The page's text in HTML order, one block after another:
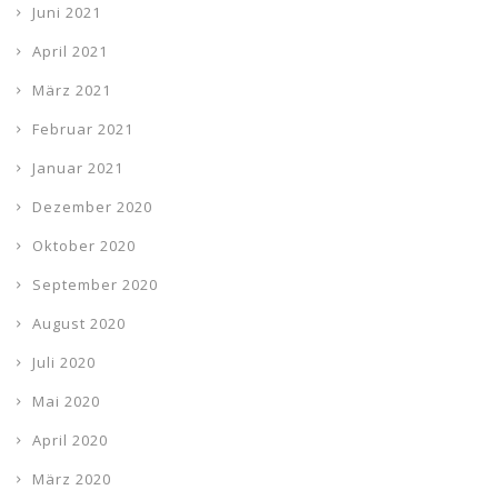
Juni 2021
April 2021
März 2021
Februar 2021
Januar 2021
Dezember 2020
Oktober 2020
September 2020
August 2020
Juli 2020
Mai 2020
April 2020
März 2020